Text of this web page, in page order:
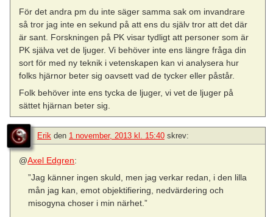
För det andra pm du inte säger samma sak om invandrare
så tror jag inte en sekund på att ens du själv tror att det där
är sant. Forskningen på PK visar tydligt att personer som är
PK själva vet de ljuger. Vi behöver inte ens längre fråga din
sort för med ny teknik i vetenskapen kan vi analysera hur
folks hjärnor beter sig oavsett vad de tycker eller påstår.
Folk behöver inte ens tycka de ljuger, vi vet de ljuger på
sättet hjärnan beter sig.
Erik den 1 november, 2013 kl. 15:40 skrev:
@Axel Edgren:
”Jag känner ingen skuld, men jag verkar redan, i den lilla
mån jag kan, emot objektifiering, nedvärdering och
misogyna choser i min närhet.”